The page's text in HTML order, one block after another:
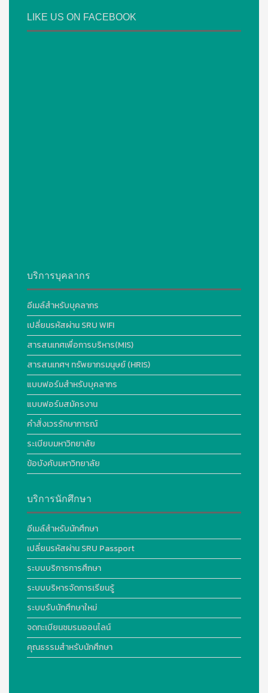
LIKE US ON FACEBOOK
บริการบุคลากร
อีเมล์สำหรับบุคลากร
เปลี่ยนรหัสผ่าน SRU WIFI
สารสนเทศเพื่อการบริหาร(MIS)
สารสนเทศฯ ทรัพยากรมนุษย์ (HRIS)
แบบฟอร์มสำหรับบุคลากร
แบบฟอร์มสมัครงาน
คำสั่งเวรรักษาการณ์
ระเบียบมหาวิทยาลัย
ข้อบังคับมหาวิทยาลัย
บริการนักศึกษา
อีเมล์สำหรับนักศึกษา
เปลี่ยนรหัสผ่าน SRU Passport
ระบบบริการการศึกษา
ระบบบริหารจัดการเรียนรู้
ระบบรับนักศึกษาใหม่
จดทะเบียนชมรมออนไลน์
คุณธรรมสำหรับนักศึกษา